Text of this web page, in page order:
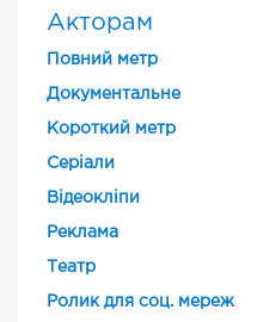
Акторам
Повний метр
Документальне
Короткий метр
Cеріали
Відеокліпи
Реклама
Театр
Ролик для соц. мереж